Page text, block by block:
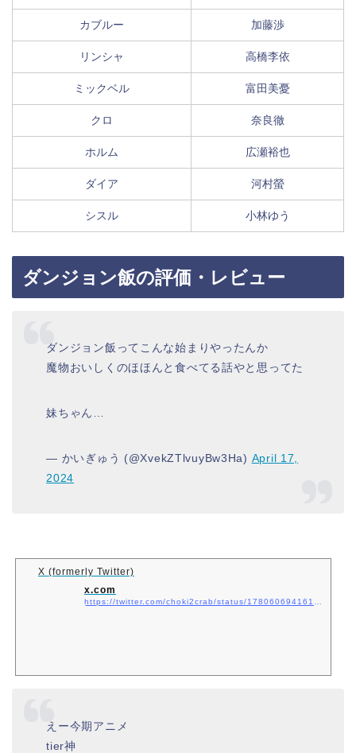
カブルー 加藤渉
リンシャ 高橋李依
ミックベル 富田美憂
クロ 奈良徹
ホルム 広瀬裕也
ダイア 河村螢
シスル 小林ゆう
ダンジョン飯の評価・レビュー
ダンジョン飯ってこんな始まりやったんか
魔物おいしくのほほんと食べてる話やと思ってた
妹ちゃん…
— かいぎゅう (@XvekZTlvuyBw3Ha) April 17,
2024
X (formerly Twitter)
x.com
https://twitter.com/choki2crab/status/1780606941615775867
えー今期アニメ
tier神